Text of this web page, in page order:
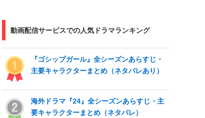
動画配信サービスでの人気ドラマランキング
『ゴシップガール』全シーズンあらすじ・
主要キャラクターまとめ（ネタバレあり）
海外ドラマ『24』全シーズンあらすじ・主
要キャラクターまとめ（ネタバレ）